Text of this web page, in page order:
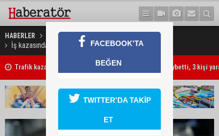
HABERLER GÜNDEM
İş kazasında yaralanan iki işçi hayatını kaybetti
Trafik kazasında 85 yaşındaki Turan Obalı hayatını kaybetti, 3 kişi
FACEBOOK'TA
BEĞEN
TWITTER'DA TAKİP
ET